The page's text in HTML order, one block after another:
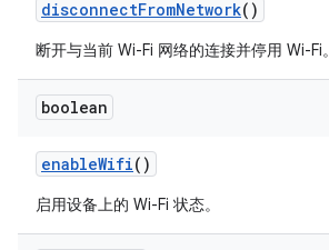
disconnectFromNetwork()
断开与当前 Wi-Fi 网络的连接并停用 Wi-Fi。
boolean
enableWifi()
启用设备上的 Wi-Fi 状态。